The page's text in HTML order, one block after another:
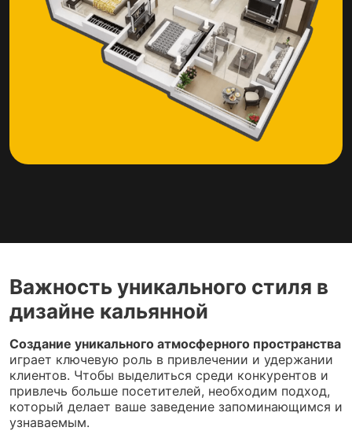
Важность уникального стиля в
дизайне кальянной
Создание уникального атмосферного пространства
играет ключевую роль в привлечении и удержании
клиентов. Чтобы выделиться среди конкурентов и
привлечь больше посетителей, необходим подход,
который делает ваше заведение запоминающимся и
узнаваемым.